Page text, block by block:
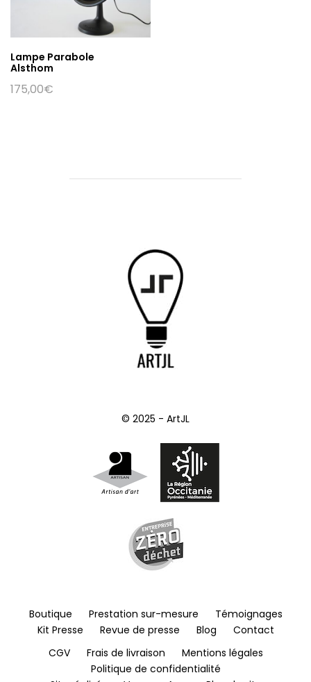
Lampe Parabole
Alsthom
175,00€
© 2025 - ArtJL
Boutique Prestation sur-mesure
Témoignages
Kit Presse
Revue de presse Blog
Contact
CGV
Frais de livraison
Mentions légales
Politique de confidentialité